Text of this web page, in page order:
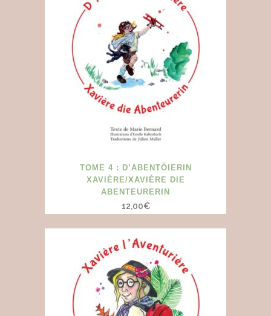
TOME 4 : D’ABENTÖIERIN
XAVIÈRE/XAVIÈRE DIE
ABENTEURERIN
12,00€